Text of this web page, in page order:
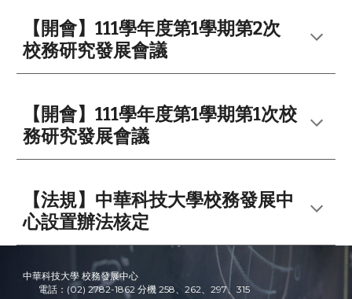
【開會】111學年度第1學期第2次
校務研究發展會議
【開會】111學年度第1學期第1次校
務研究發展會議
【法規】中華科技大學校務發展中
心設置辦法核定
中華科技大學 校務發展中心
電話：(02) 2782-1862 分機 258、262、297、315